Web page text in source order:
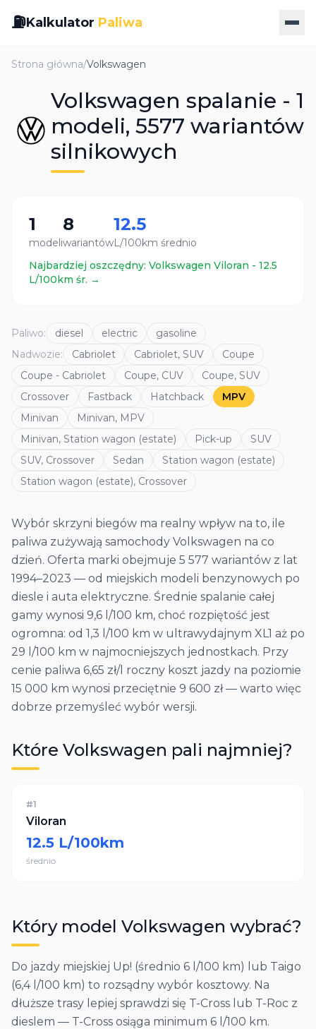
⛽Kalkulator Paliwa
Strona główna/Volkswagen
Volkswagen spalanie - 1
modeli, 5577 wariantów
silnikowych
1
modeli
8
wariantów
12.5
L/100km średnio
Najbardziej oszczędny: Volkswagen Viloran - 12.5
L/100km śr. →
Paliwo: diesel electric
gasoline
Nadwozie: Cabriolet Cabriolet, SUV
Coupe
Coupe - Cabriolet
Coupe, CUV
Coupe, SUV
Crossover
Fastback Hatchback
MPV
Minivan
Minivan, MPV
Minivan, Station wagon (estate)
Pick-up
SUV
SUV, Crossover
Sedan
Station wagon (estate)
Station wagon (estate), Crossover
Wybór skrzyni biegów ma realny wpływ na to, ile
paliwa zużywają samochody Volkswagen na co
dzień. Oferta marki obejmuje 5 577 wariantów z lat
1994–2023 — od miejskich modeli benzynowych po
diesle i auta elektryczne. Średnie spalanie całej
gamy wynosi 9,6 l/100 km, choć rozpiętość jest
ogromna: od 1,3 l/100 km w ultrawydajnym XL1 aż po
29 l/100 km w najmocniejszych jednostkach. Przy
cenie paliwa 6,65 zł/l roczny koszt jazdy na poziomie
15 000 km wynosi przeciętnie 9 600 zł — warto więc
dobrze przemyśleć wybór wersji.
Które Volkswagen pali najmniej?
#1
Viloran
12.5 L/100km
średnio
Który model Volkswagen wybrać?
Do jazdy miejskiej Up! (średnio 6 l/100 km) lub Taigo
(6,4 l/100 km) to rozsądny wybór kosztowy. Na
dłuższe trasy lepiej sprawdzi się T-Cross lub T-Roc z
dieslem — T-Cross osiąga minimum 6 l/100 km.